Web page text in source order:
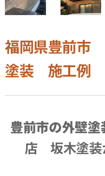
福岡県豊前市
塗装 施工例
豊前市の外壁
店 坂木塗装